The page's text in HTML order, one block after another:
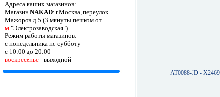
Адреса наших магазинов:
Магазин NAKAD: г.Москва, переулок
Мажоров д.5 (3 минуты пешком от
м "Электрозаводская")
Режим работы магазинов:
с понедельника по субботу
с 10:00 до 20:00
воскресенье - выходной
AT0088-JD -